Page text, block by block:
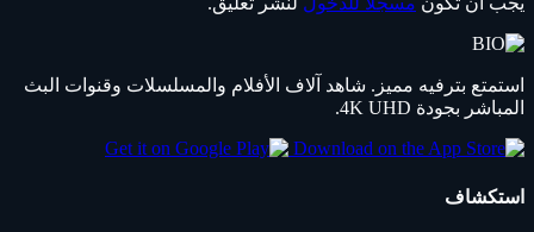
استمتع بترفيه مميز. شاهد آلاف الأفلام والمسلسلات وقنوات البث
المباشر بجودة 4K UHD.
استكشاف